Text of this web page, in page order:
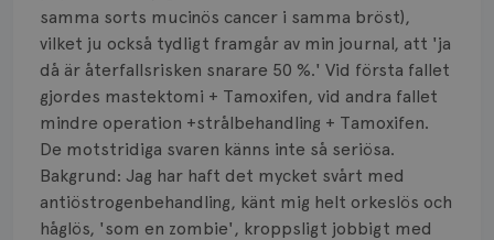
samma sorts mucinös cancer i samma bröst),
vilket ju också tydligt framgår av min journal, att 'ja
då är återfallsrisken snarare 50 %.' Vid första fallet
gjordes mastektomi + Tamoxifen, vid andra fallet
mindre operation +strålbehandling + Tamoxifen.
De motstridiga svaren känns inte så seriösa.
Bakgrund: Jag har haft det mycket svårt med
antiöstrogenbehandling, känt mig helt orkeslös och
håglös, 'som en zombie', kroppsligt jobbigt med